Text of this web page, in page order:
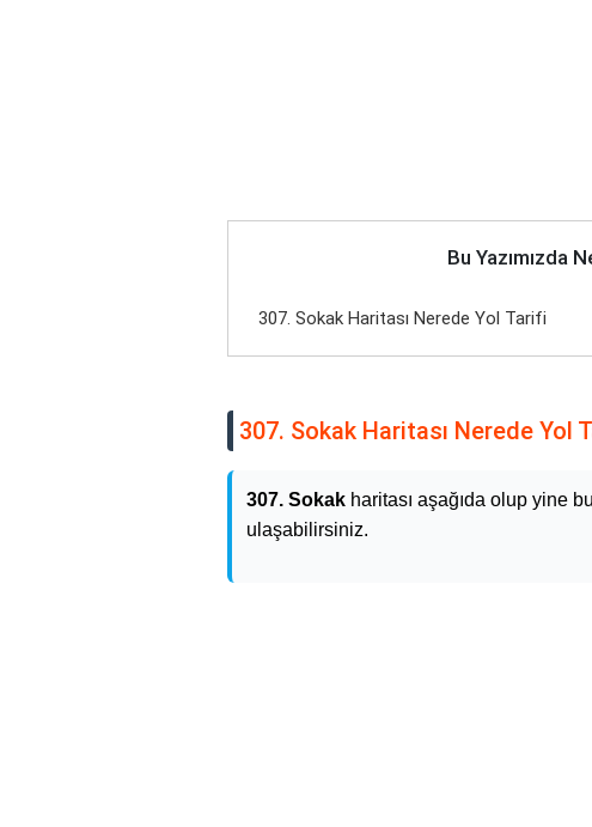
Bu Yazımızda
307. Sokak Haritası Nerede Yol Tarifi
307. Sokak Haritası Nerede Yol
307. Sokak haritası aşağıda olup yine
ulaşabilirsiniz.